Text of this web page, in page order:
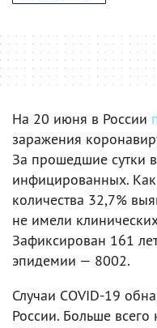
На 20 июня в России
заражения
За прошедшие сутки
инфицированных. Как
количества 32,7%
не имели
Зафиксирован 161
эпидемии — 8002.
Случаи COVID-19
России. Больше